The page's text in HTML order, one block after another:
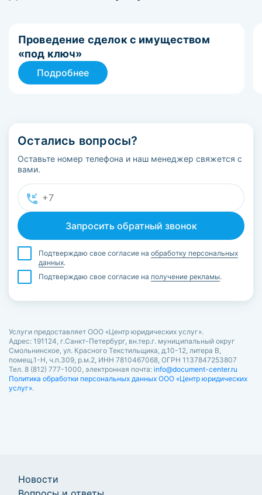
Проведение сделок с имуществом
«под ключ»
Подробнее
Остались вопросы?
Оставьте номер телефона и наш менеджер свяжется с
вами.
Подтверждаю свое согласие на обработку персональных
данных.
Подтверждаю свое согласие на получение рекламы.
Услуги предоставляет ООО «Центр юридических услуг».
Адрес: 191124, г.Санкт-Петербург, вн.тер.г. муниципальный округ
Смольнинское, ул. Красного Текстильщика, д.10-12, литера В,
помещ.1-Н, ч.п.309, р.м.2, ИНН 7810467068, ОГРН 1137847253807
Тел. 8 (812) 777-1000, электронная почта: info@document-center.ru
Политика обработки персональных данных ООО «Центр юридических
услуг».
Новости